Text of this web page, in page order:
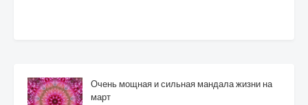
Очень мощная и сильная мандала жизни на
март